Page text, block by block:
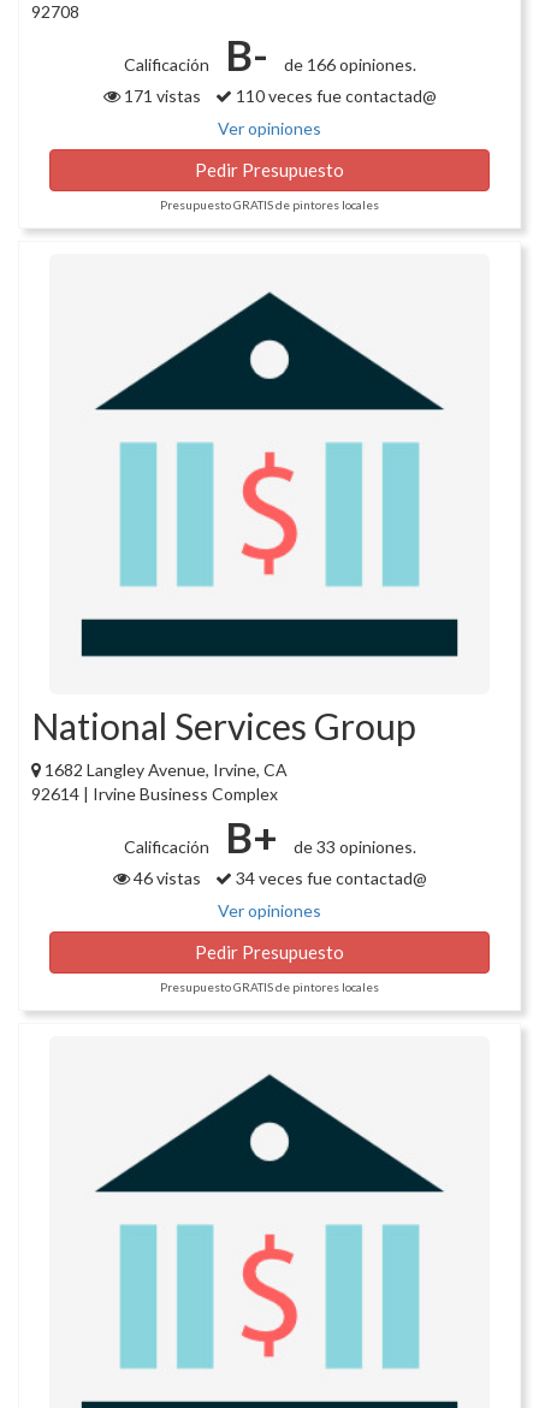
92708
Calificación B-
de 166 opiniones.
171 vistas
110 veces fue contactad@
Ver opiniones
Pedir Presupuesto
Presupuesto GRATIS de pintores locales
National Services Group
1682 Langley Avenue, Irvine, CA
92614 | Irvine Business Complex
Calificación B+
de 33 opiniones.
46 vistas
34 veces fue contactad@
Ver opiniones
Pedir Presupuesto
Presupuesto GRATIS de pintores locales